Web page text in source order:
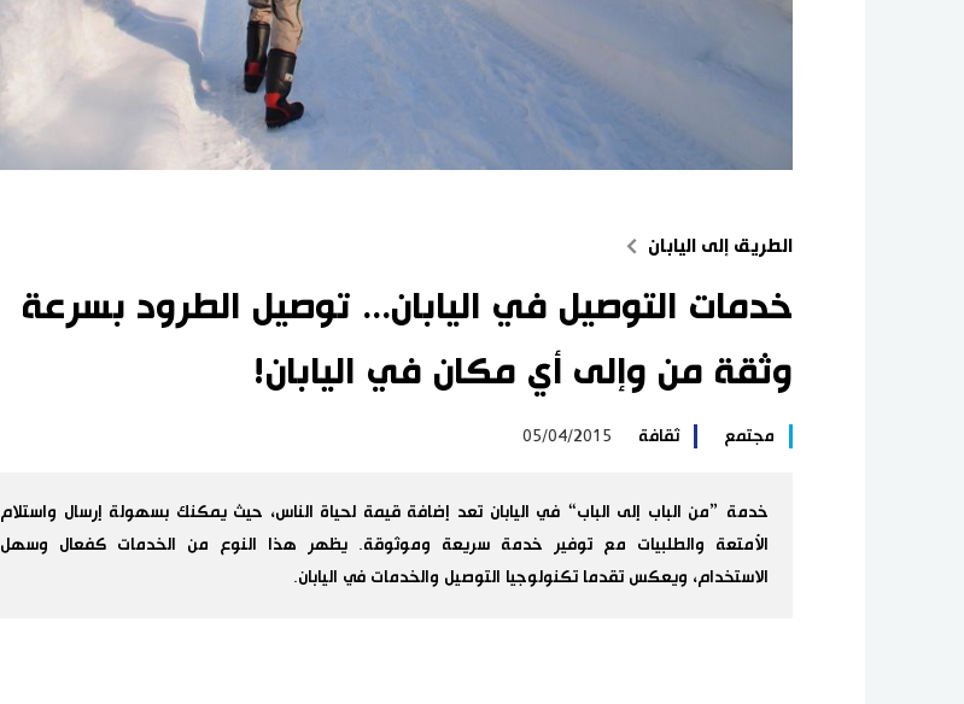
الطريق إلى اليابان
خدمات التوصيل في اليابان... توصيل الطرود بسرعة
وثقة من وإلى أي مكان في اليابان!
مجتمع ثقافة 05/04/2015
خدمة ”من الباب إلى الباب“ في اليابان تعد إضافة قيمة لحياة الناس، حيث يمكنك بسهولة إرسال واستلام
الأمتعة والطلبيات مع توفير خدمة سريعة وموثوقة. يظهر هذا النوع من الخدمات كفعال وسهل
الاستخدام، ويعكس تقدما تكنولوجيا التوصيل والخدمات في اليابان.